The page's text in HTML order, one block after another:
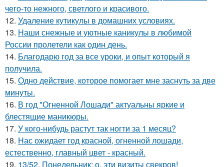
чего-то нежного, светлого и красивого.
12. Удаление кутикулы в домашних условиях.
13. Наши снежные и уютные каникулы в любимой
России пролетели как один день.
14. Благодарю год за все уроки, и опыт который я
получила.
15. Одно действие, которое помогает мне заснуть за две
минуты.
16. В год "Огненной Лошади" актуальны яркие и
блестящие маникюры.
17. У кого-нибудь растут так ногти за 1 месяц?
18. Нас ожидает год красной, огненной лошади,
естественно, главный цвет - красный.
19. 13/52. Понедельник: о, эти визиты свекров!